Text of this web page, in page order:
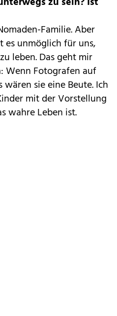
Familie. Aber
es unmöglich für uns,
leben. Das geht mir
Wenn Fotografen auf
sie eine Beute. Ich
mit der Vorstellung
wahre Leben ist.